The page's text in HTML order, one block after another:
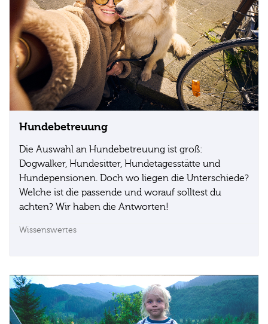
Hundebetreuung
Die Auswahl an Hundebetreuung ist groß:
Dogwalker, Hundesitter, Hundetagesstätte und
Hundepensionen. Doch wo liegen die Unterschiede?
Welche ist die passende und worauf solltest du
achten? Wir haben die Antworten!
Wissenswertes